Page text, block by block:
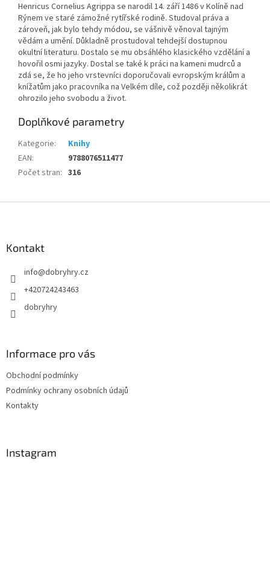
Henricus Cornelius Agrippa se narodil 14. září 1486 v Kolíně nad
Rýnem ve staré zámožné rytířské rodině. Studoval práva a
zároveň, jak bylo tehdy módou, se vášnivě věnoval tajným
vědám a umění. Důkladně prostudoval tehdejší dostupnou
okultní literaturu. Dostalo se mu obsáhlého klasického vzdělání a
hovořil osmi jazyky. Dostal se také k práci na kameni mudrců a
zdá se, že ho jeho vrstevníci doporučovali evropským králům a
knížatům jako pracovníka na Velkém díle, což později několikrát
ohrozilo jeho svobodu a život.
Doplňkové parametry
Kategorie:
Knihy
EAN:
9788076511477
Počet stran: 316
Kontakt
info@dobryhry.cz
+420724243463
dobryhry
Informace pro vás
Obchodní podmínky
Podmínky ochrany osobních údajů
Kontakty
Instagram